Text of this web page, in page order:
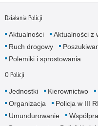
Działania Policji
Aktualności Aktualności z
Ruch drogowy
Polemiki i sprostowania
O Policji
Jednostki Kierownictwo
Organizacja
Policja w III
Umundurowanie